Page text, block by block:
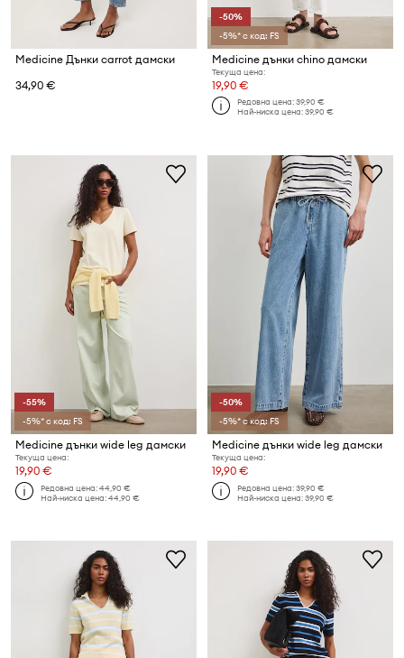
Medicine Дънки carrot дамски
34,90 €
-50%
-5%* с код: FS
Medicine дънки chino дамски
Текуща цена:
19,90 €
Редовна цена:39,90 €
Най-ниска цена:39,90 €
-55%
-5%* с код: FS
Medicine дънки wide leg дамски
Текуща цена:
19,90 €
Редовна цена:44,90 €
Най-ниска цена:44,90 €
-50%
-5%* с код: FS
Medicine дънки wide leg дамски
Текуща цена:
19,90 €
Редовна цена:39,90 €
Най-ниска цена:39,90 €